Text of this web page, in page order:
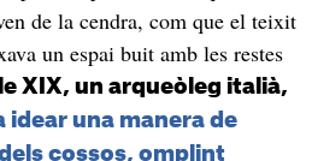
de la cendra, com que el teixit
un espai buit amb les restes
XIX, un arqueòleg italià,
idear una manera de
cossos, omplint